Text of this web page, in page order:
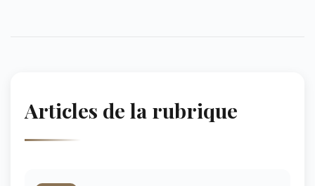
Articles de la rubrique